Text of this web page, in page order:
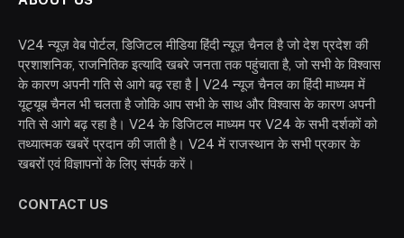
V24 न्यूज़ वेब पोर्टल, डिजिटल मीडिया हिंदी न्यूज़ चैनल है जो देश प्रदेश की
प्रशाशनिक, राजनितिक इत्यादि खबरे जनता तक पहुंचाता है, जो सभी के विश्वास
के कारण अपनी गति से आगे बढ़ रहा है | V24 न्यूज चैनल का हिंदी माध्यम में
यूट्यूब चैनल भी चलता है जोकि आप सभी के साथ और विश्वास के कारण अपनी
गति से आगे बढ़ रहा है। V24 के डिजिटल माध्यम पर V24 के सभी दर्शकों को
तथ्यात्मक खबरें प्रदान की जाती है। V24 में राजस्थान के सभी प्रकार के
खबरों एवं विज्ञापनों के लिए संपर्क करें।
CONTACT US